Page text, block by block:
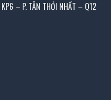
– P. TÂN THỚI NHẤT – Q12